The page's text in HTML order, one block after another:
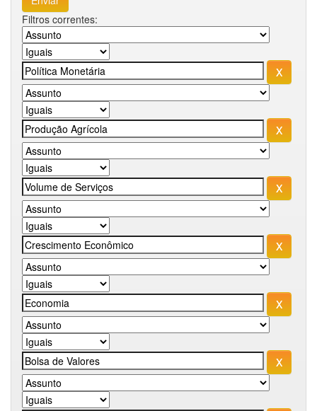
Filtros correntes: